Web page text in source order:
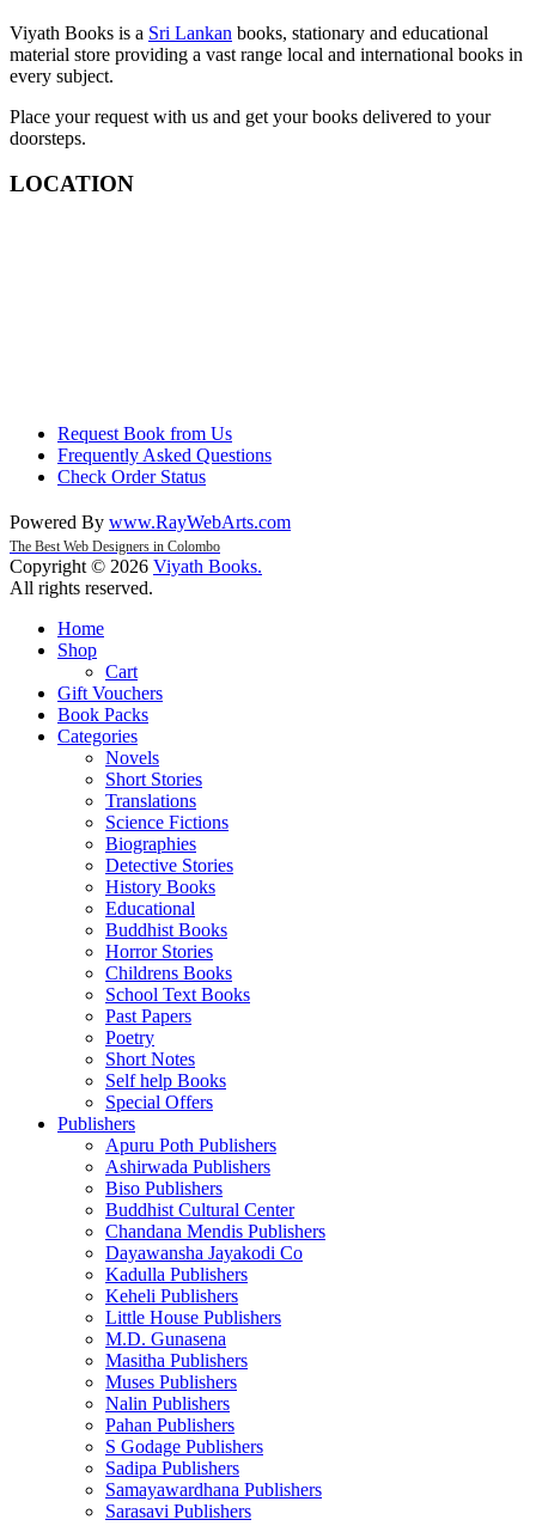
Viyath Books is a Sri Lankan books, stationary and educational
material store providing a vast range local and international books in
every subject.
Place your request with us and get your books delivered to your
doorsteps.
LOCATION
Request Book from Us
Frequently Asked Questions
Check Order Status
Powered By www.RayWebArts.com
The Best Web Designers in Colombo
Copyright © 2026 Viyath Books.
All rights reserved.
Home
Shop
Cart
Gift Vouchers
Book Packs
Categories
Novels
Short Stories
Translations
Science Fictions
Biographies
Detective Stories
History Books
Educational
Buddhist Books
Horror Stories
Childrens Books
School Text Books
Past Papers
Poetry
Short Notes
Self help Books
Special Offers
Publishers
Apuru Poth Publishers
Ashirwada Publishers
Biso Publishers
Buddhist Cultural Center
Chandana Mendis Publishers
Dayawansha Jayakodi Co
Kadulla Publishers
Keheli Publishers
Little House Publishers
M.D. Gunasena
Masitha Publishers
Muses Publishers
Nalin Publishers
Pahan Publishers
S Godage Publishers
Sadipa Publishers
Samayawardhana Publishers
Sarasavi Publishers